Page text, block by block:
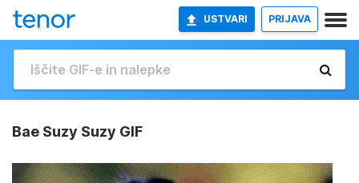
USTVARI PRIJAVA
Bae Suzy Suzy GIF